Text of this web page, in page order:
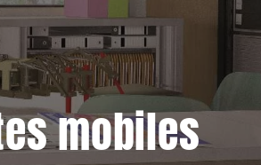
mobiles